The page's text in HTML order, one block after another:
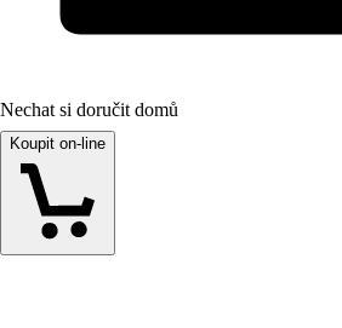
Nechat si doručit domů
Koupit on-line